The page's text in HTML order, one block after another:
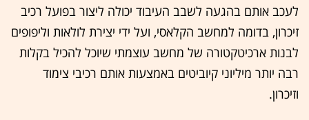
לעכב אותם בהגעה לשבב העיבוד יכולה ליצור בפועל רכיב
זיכרון, בדומה למחשב הקלאסי, ועל ידי יצירת לולאות וליפופים
לבנות ארכיטקטורה של מחשב עוצמתי שיוכל להכיל בקלות
רבה יותר מיליוני קיוביטים באמצעות אותם רכיבי צימוד
וזיכרון.